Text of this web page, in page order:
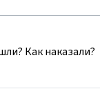
Как наказали?